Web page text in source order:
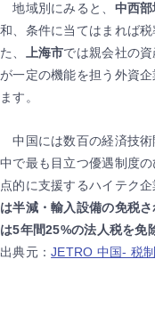
地域別にみると、 中西
和、条件に当てはまれば
た、
上海市では親会社の
が一定の機能を担う外資企
ます。
中国には数百の経済技術
中で最も目立つ優遇制度
点的に支援するハイテク企
は半減・輸入設備の免税
は5年間25%の法人税を免
出典元：JETRO 中国- 税